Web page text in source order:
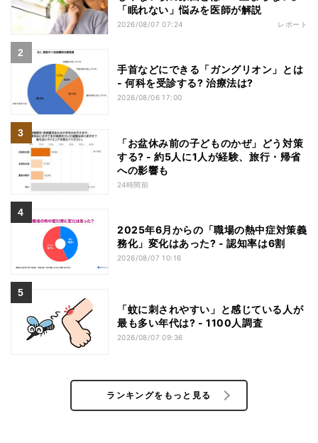
「眠れない」悩みを医師が解説
2026/08/07 07:24 レポート
手首などにできる「ガングリオン」とは
- 何科を受診する? 治療法は?
2026/08/06 17:00
「お盆休み前の子どものかぜ」どう対策
する? - 約5人に1人が経験、旅行・帰省
への影響も
24時間前
2025年6月からの「職場の熱中症対策義
務化」変化はあった? - 認知率は6割
2026/08/07 10:16
「蚊に刺されやすい」と感じている人が
最も多い年代は? - 1100人調査
2026/08/07 09:36
ランキングをもっと見る